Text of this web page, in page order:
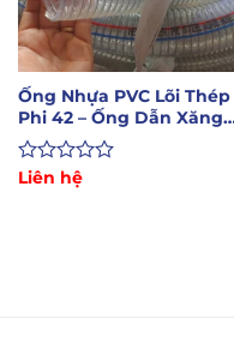
Ống Nhựa PVC Lõi Thép
Phi 42 – Ống Dẫn Xăng
Dầu Hóa Chất
Được
Liên hệ